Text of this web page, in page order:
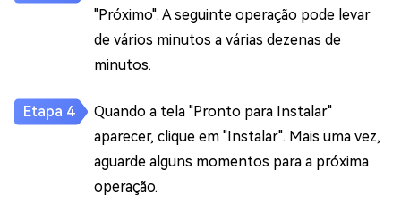
"Próximo". A seguinte operação pode levar
de vários minutos a várias dezenas de
minutos.
Quando a tela "Pronto para Instalar"
aparecer, clique em "Instalar". Mais uma vez,
aguarde alguns momentos para a próxima
operação.